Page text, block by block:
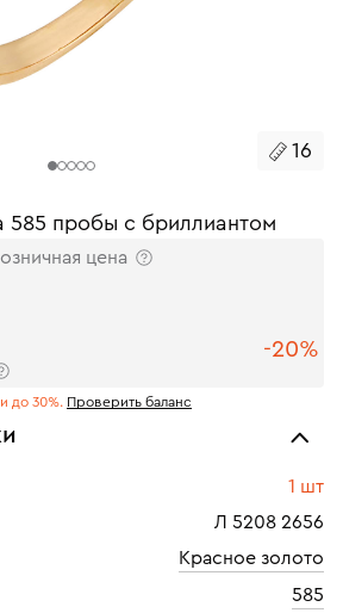
16
585 пробы с бриллиантом
цена
-20%
до 30%. Проверить баланс
1 шт
Л 5208 2656
Красное золото
585